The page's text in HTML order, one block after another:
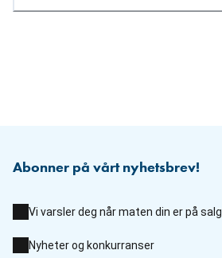
Abonner på vårt nyhetsbrev!
Vi varsler deg når maten din er på salg
Nyheter og konkurranser